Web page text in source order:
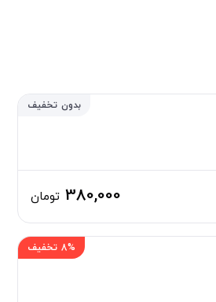
بدون تخفیف
380,000 تومان
8% تخفیف